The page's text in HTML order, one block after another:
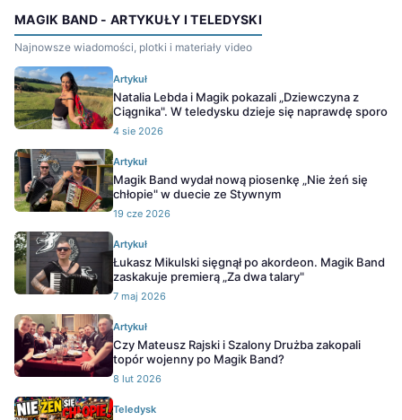
MAGIK BAND - ARTYKUŁY I TELEDYSKI
Najnowsze wiadomości, plotki i materiały video
Artykuł
Natalia Lebda i Magik pokazali „Dziewczyna z
Ciągnika". W teledysku dzieje się naprawdę sporo
4 sie 2026
Artykuł
Magik Band wydał nową piosenkę „Nie żeń się
chłopie" w duecie ze Stywnym
19 cze 2026
Artykuł
Łukasz Mikulski sięgnął po akordeon. Magik Band
zaskakuje premierą „Za dwa talary"
7 maj 2026
Artykuł
Czy Mateusz Rajski i Szalony Drużba zakopali
topór wojenny po Magik Band?
8 lut 2026
Teledysk